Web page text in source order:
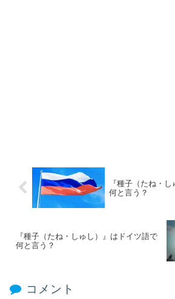
『種子（たね・
何と言う？
『種子（たね・しゅし）』はドイツ語で
何と言う？
コメント